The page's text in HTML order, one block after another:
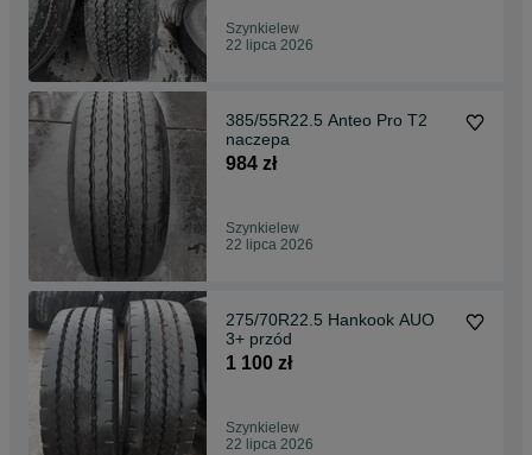
Szynkielew
22 lipca 2026
385/55R22.5 Anteo Pro T2
naczepa
984 zł
Szynkielew
22 lipca 2026
275/70R22.5 Hankook AUO
3+ przód
1 100 zł
Szynkielew
22 lipca 2026